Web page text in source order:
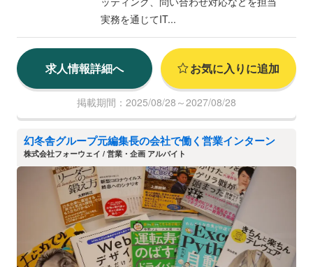
実務を通じてIT...
求人情報詳細へ お気に入りに追加
掲載期間：2025/08/28～2027/08/28
幻冬舎グループ元編集長の会社で働く営業インターン
株式会社フォーウェイ / 営業・企画 アルバイト